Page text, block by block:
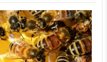
Wręczyca
Wielka
z
dofinansowaniem
ponad
15,6